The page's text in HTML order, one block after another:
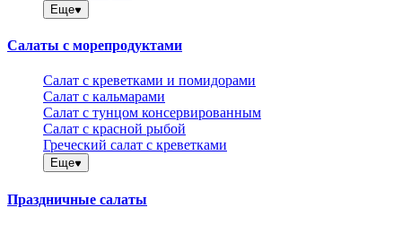
Еще
Салаты с морепродуктами
Салат с креветками и помидорами
Салат с кальмарами
Салат с тунцом консервированным
Салат с красной рыбой
Греческий салат с креветками
Еще
Праздничные салаты